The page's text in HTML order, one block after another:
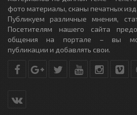
фото материалы, сканы печатных
Публикуем различные мнения,
Посетителям нашего сайта
общения на портале – вы
публикации и добавлять свои.